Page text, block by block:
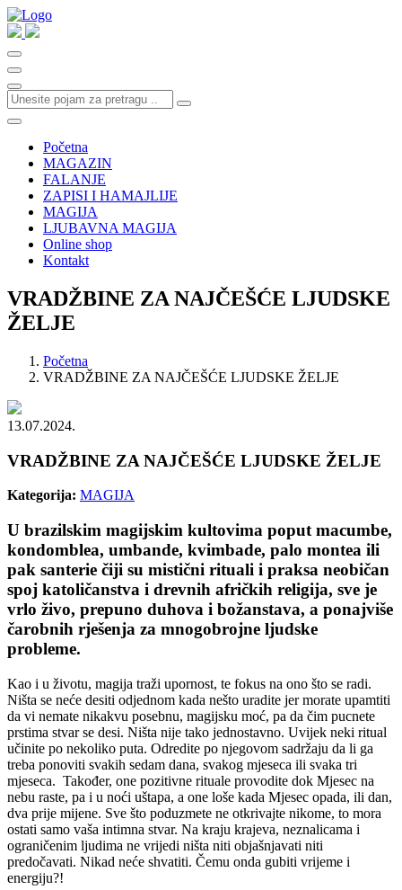
Početna
MAGAZIN
FALANJE
ZAPISI I HAMAJLIJE
MAGIJA
LJUBAVNA MAGIJA
Online shop
Kontakt
VRADŽBINE ZA NAJČEŠĆE LJUDSKE
ŽELJE
Početna
VRADŽBINE ZA NAJČEŠĆE LJUDSKE ŽELJE
13.07.2024.
VRADŽBINE ZA NAJČEŠĆE LJUDSKE ŽELJE
Kategorija: MAGIJA
U brazilskim magijskim kultovima poput macumbe,
kondomblea, umbande, kvimbade, palo montea ili
pak santerie čiji su mistični rituali i praksa neobičan
spoj katoličanstva i drevnih afričkih religija, sve je
vrlo živo, prepuno duhova i božanstava, a ponajviše
čarobnih rješenja za mnogobrojne ljudske
probleme.
Kao i u životu, magija traži upornost, te fokus na ono što se radi.
Ništa se neće desiti odjednom kada nešto uradite jer morate upamtiti
da vi nemate nikakvu posebnu, magijsku moć, pa da čim pucnete
prstima stvar se desi. Ništa nije tako jednostavno. Uvijek neki ritual
učinite po nekoliko puta. Odredite po njegovom sadržaju da li ga
treba ponoviti svakih sedam dana, svakog mjeseca ili svaka tri
mjeseca. Također, one pozitivne rituale provodite dok Mjesec na
nebu raste, pa i u noći uštapa, a one loše kada Mjesec opada, ili dan,
dva prije mijene. Sve što poduzmete ne otkrivajte nikome, to mora
ostati samo vaša intimna stvar. Na kraju krajeva, neznalicama i
ograničenim ljudima ne vrijedi ništa niti objašnjavati niti
predočavati. Nikad neće shvatiti. Čemu onda gubiti vrijeme i
energiju?!